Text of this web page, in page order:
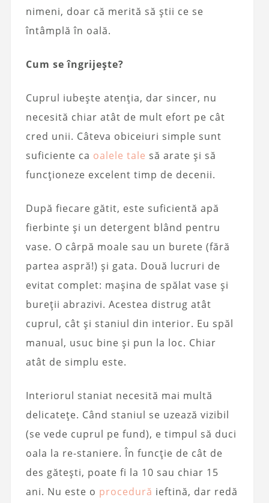
nimeni, doar că merită să știi ce se
întâmplă în oală.
Cum se îngrijește?
Cuprul iubește atenția, dar sincer, nu
necesită chiar atât de mult efort pe cât
cred unii. Câteva obiceiuri simple sunt
suficiente ca oalele tale să arate și să
funcționeze excelent timp de decenii.
După fiecare gătit, este suficientă apă
fierbinte și un detergent blând pentru
vase. O cârpă moale sau un burete (fără
partea aspră!) și gata. Două lucruri de
evitat complet: mașina de spălat vase și
bureții abrazivi. Acestea distrug atât
cuprul, cât și staniul din interior. Eu spăl
manual, usuc bine și pun la loc. Chiar
atât de simplu este.
Interiorul staniat necesită mai multă
delicatețe. Când staniul se uzează vizibil
(se vede cuprul pe fund), e timpul să duci
oala la re-staniere. În funcție de cât de
des gătești, poate fi la 10 sau chiar 15
ani. Nu este o procedură ieftină, dar redă